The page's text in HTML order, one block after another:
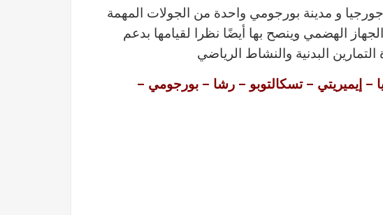
و مدينة بورجومي واحدة من الجولات المهمة
الهضمي وينصح بها أيضًا نظرا لقيامها بدعم
البدنية والنشاط الرياضي
– إيميريتي – تسكالتوبو – رشا – بورجومي –